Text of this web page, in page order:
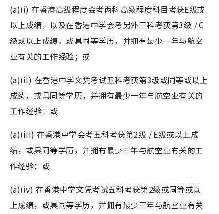
(a)(i) 在香港高级程度会考两科高级程度科目考获E级或
以上成绩，以及在香港中学会考另外三科考获第3级 / C
级或以上成绩，或具同等学历，并拥有最少一年与航空
业有关的工作经验；或
(a)(ii) 在香港中学文凭考试五科考获第3级或同等或以上
成绩，或具同等学历，并拥有最少一年与航空业有关的
工作经验；或
(a)(iii) 在香港中学会考五科考获第2级 / E级或以上成
绩，或具同等学历，并拥有最少三年与航空业有关的工
作经验；或
(a)(iv) 在香港中学文凭考试五科考获第2级或同等或以
上成绩，或具同等学历，并拥有最少三年与航空业有关